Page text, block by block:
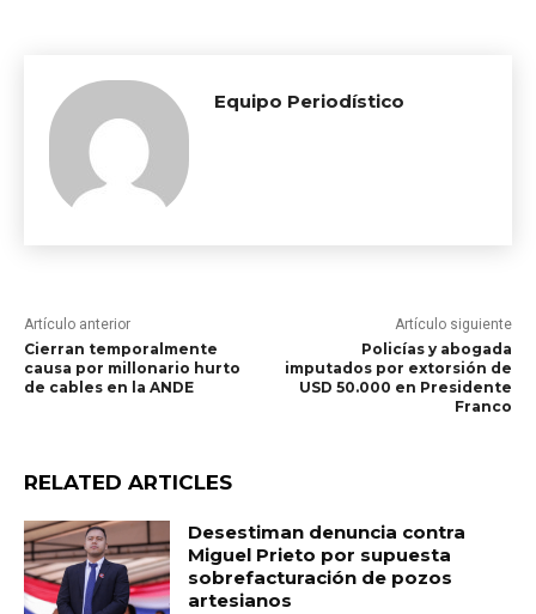
Equipo Periodístico
Artículo anterior
Cierran temporalmente
causa por millonario hurto
de cables en la ANDE
Artículo siguiente
Policías y abogada
imputados por extorsión de
USD 50.000 en Presidente
Franco
RELATED ARTICLES
Desestiman denuncia contra
Miguel Prieto por supuesta
sobrefacturación de pozos
artesianos